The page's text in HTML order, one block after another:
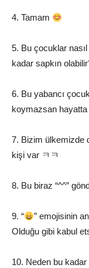
4. Tamam
5. Bu çocuklar
kadar sapkın
6. Bu yabancı
koymazsan hayatta
7. Bizim ülkemizde
kişi var ㅋㅋ
8. Bu biraz “^^”
9. “
” emojisinin
Olduğu gibi kabul
10. Neden bu